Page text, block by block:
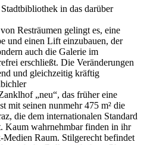
in das darüber
Resträumen gelingt es, eine
und einen Lift einzubauen, der
auch die Galerie im
erschließt. Die Veränderungen
und gleichzeitig kräftig
„neu“, das früher eine
mit seinen nunmehr 475 m² die
die dem internationalen Standard
Kaum wahrnehmbar finden in ihr
Raum. Stilgerecht befindet